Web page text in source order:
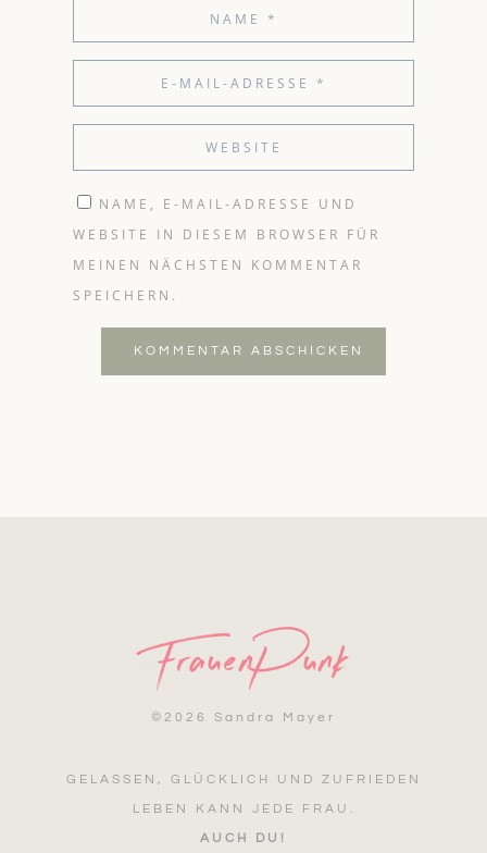
NAME, E-MAIL-ADRESSE UND
WEBSITE IN DIESEM BROWSER FÜR
MEINEN NÄCHSTEN KOMMENTAR
SPEICHERN.
KOMMENTAR ABSCHICKEN
© 2026 Sandra Mayer
GELASSEN, GLÜCKLICH UND ZUFRIEDEN
LEBEN KANN JEDE FRAU.
AUCH DU!